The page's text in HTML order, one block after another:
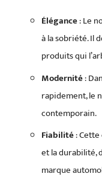
Élégance: Le
à la sobriété. Il
produits qui
Modernité:
rapidement, le
contemporain.
Fiabilité:
et la durabilité,
marque